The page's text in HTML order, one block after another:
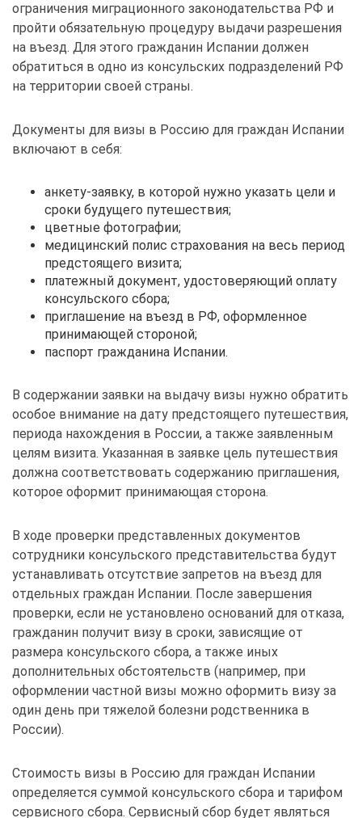
ограничения миграционного законодательства РФ и
пройти обязательную процедуру выдачи разрешения
на въезд. Для этого гражданин Испании должен
обратиться в одно из консульских подразделений РФ
на территории своей страны.
Документы для визы в Россию для граждан Испании
включают в себя:
анкету-заявку, в которой нужно указать цели и
сроки будущего путешествия;
цветные фотографии;
медицинский полис страхования на весь период
предстоящего визита;
платежный документ, удостоверяющий оплату
консульского сбора;
приглашение на въезд в РФ, оформленное
принимающей стороной;
паспорт гражданина Испании.
В содержании заявки на выдачу визы нужно обратить
особое внимание на дату предстоящего путешествия,
периода нахождения в России, а также заявленным
целям визита. Указанная в заявке цель путешествия
должна соответствовать содержанию приглашения,
которое оформит принимающая сторона.
В ходе проверки представленных документов
сотрудники консульского представительства будут
устанавливать отсутствие запретов на въезд для
отдельных граждан Испании. После завершения
проверки, если не установлено оснований для отказа,
гражданин получит визу в сроки, зависящие от
размера консульского сбора, а также иных
дополнительных обстоятельств (например, при
оформлении частной визы можно оформить визу за
один день при тяжелой болезни родственника в
России).
Стоимость визы в Россию для граждан Испании
определяется суммой консульского сбора и тарифом
сервисного сбора. Сервисный сбор будет являться